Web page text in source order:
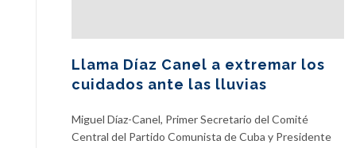
Llama Díaz Canel a extremar los
cuidados ante las lluvias
Miguel Díaz-Canel, Primer Secretario del Comité
Central del Partido Comunista de Cuba y Presidente